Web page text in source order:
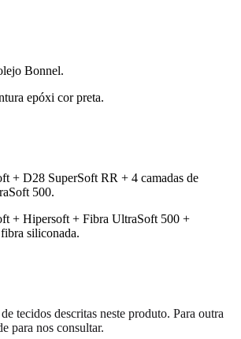
Bonnel.
epóxi cor preta.
+ D28 SuperSoft RR + 4 camadas de
500.
+ Hipersoft + Fibra UltraSoft 500 +
siliconada.
tecidos descritas neste produto. Para outra
para nos consultar.